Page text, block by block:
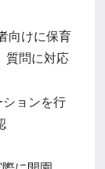
向けに保育
質問に対応
ョンを行